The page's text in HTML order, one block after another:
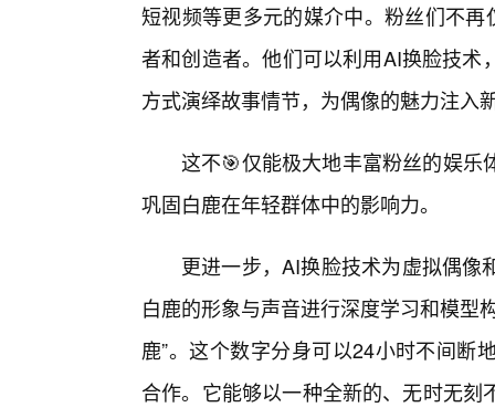
短视频等更多元的媒介中。粉丝们不
者和创造者。他们可以利用AI换脸技
方式演绎故事情节，为偶像的魅力注入
这不🎯仅能极大地丰富粉丝的娱乐
巩固白鹿在年轻群体中的影响力。
更进一步，AI换脸技术为虚拟偶像
白鹿的形象与声音进行深度学习和模型
鹿”。这个数字分身可以24小时不间断
合作。它能够以一种全新的、无时无